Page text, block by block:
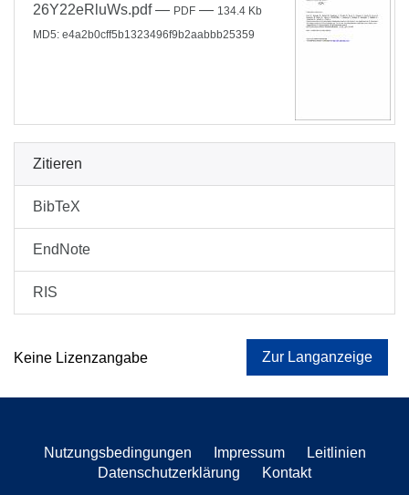
26Y22eRluWs.pdf— PDF — 134.4 Kb
MD5: e4a2b0cff5b1323496f9b2aabbb25359
Zitieren
BibTeX
EndNote
RIS
Keine Lizenzangabe Zur Langanzeige
Nutzungsbedingungen Impressum
Leitlinien
Datenschutzerklärung
Kontakt